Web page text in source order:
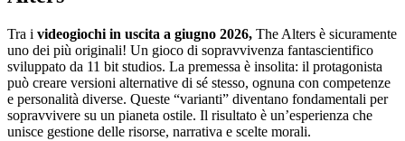
Tra i videogiochi in uscita a giugno 2026, The Alters è sicuramente
uno dei più originali! Un gioco di sopravvivenza fantascientifico
sviluppato da 11 bit studios. La premessa è insolita: il protagonista
può creare versioni alternative di sé stesso, ognuna con competenze
e personalità diverse. Queste “varianti” diventano fondamentali per
sopravvivere su un pianeta ostile. Il risultato è un’esperienza che
unisce gestione delle risorse, narrativa e scelte morali.